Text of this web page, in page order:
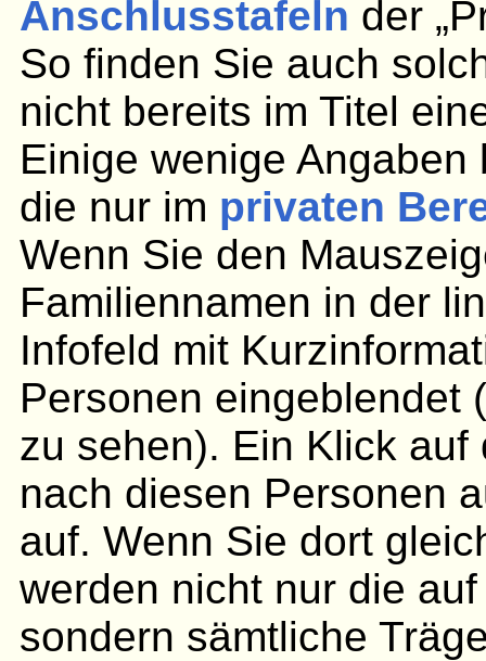
Anschlusstafeln der
So finden Sie auch
nicht bereits im Titel
Einige wenige
die nur im privaten
Wenn Sie den
Familiennamen in der
Infofeld mit
Personen eingeblendet
zu sehen). Ein Klick
nach diesen Personen
auf. Wenn Sie dort
werden nicht nur die
sondern sämtliche